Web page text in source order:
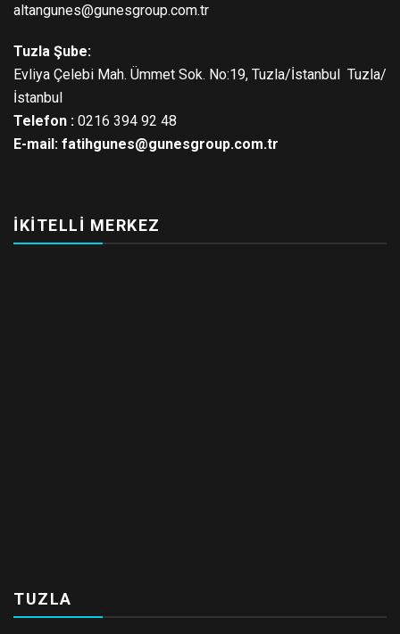
altangunes@gunesgroup.com.tr
Tuzla Şube:
Evliya Çelebi Mah. Ümmet Sok. No:19, Tuzla/İstanbul Tuzla/
İstanbul
Telefon : 0216 394 92 48
E-mail: fatihgunes@gunesgroup.com.tr
İKITELLI MERKEZ
TUZLA